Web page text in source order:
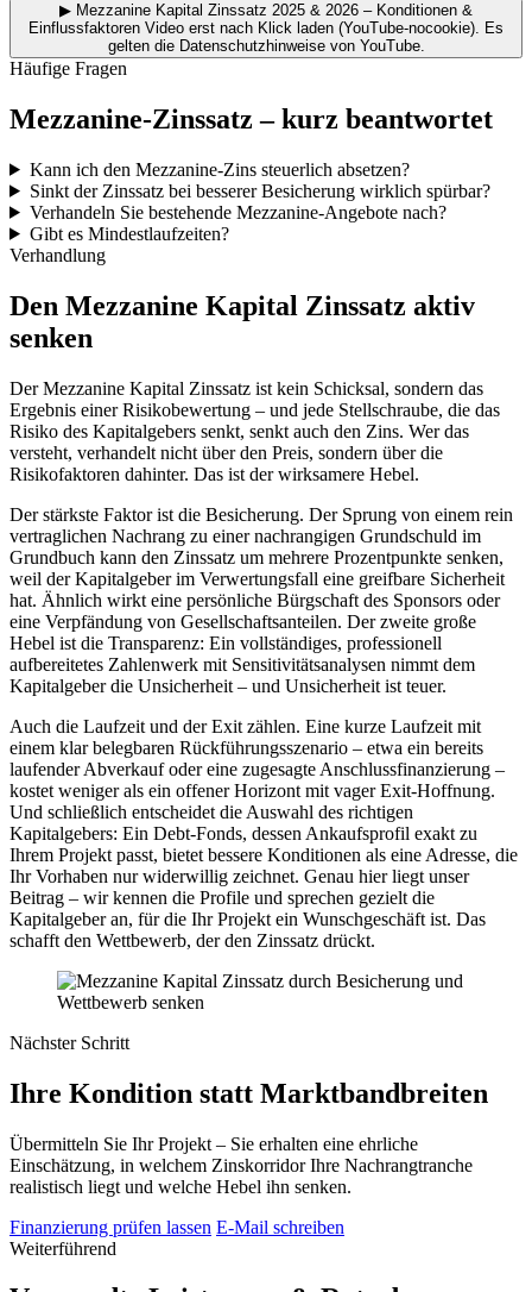
▶ Mezzanine Kapital Zinssatz 2025 & 2026 – Konditionen &
Einflussfaktoren Video erst nach Klick laden (YouTube-nocookie). Es
gelten die Datenschutzhinweise von YouTube.
Häufige Fragen
Mezzanine-Zinssatz – kurz beantwortet
Kann ich den Mezzanine-Zins steuerlich absetzen?
Sinkt der Zinssatz bei besserer Besicherung wirklich spürbar?
Verhandeln Sie bestehende Mezzanine-Angebote nach?
Gibt es Mindestlaufzeiten?
Verhandlung
Den Mezzanine Kapital Zinssatz aktiv
senken
Der Mezzanine Kapital Zinssatz ist kein Schicksal, sondern das
Ergebnis einer Risikobewertung – und jede Stellschraube, die das
Risiko des Kapitalgebers senkt, senkt auch den Zins. Wer das
versteht, verhandelt nicht über den Preis, sondern über die
Risikofaktoren dahinter. Das ist der wirksamere Hebel.
Der stärkste Faktor ist die Besicherung. Der Sprung von einem rein
vertraglichen Nachrang zu einer nachrangigen Grundschuld im
Grundbuch kann den Zinssatz um mehrere Prozentpunkte senken,
weil der Kapitalgeber im Verwertungsfall eine greifbare Sicherheit
hat. Ähnlich wirkt eine persönliche Bürgschaft des Sponsors oder
eine Verpfändung von Gesellschaftsanteilen. Der zweite große
Hebel ist die Transparenz: Ein vollständiges, professionell
aufbereitetes Zahlenwerk mit Sensitivitätsanalysen nimmt dem
Kapitalgeber die Unsicherheit – und Unsicherheit ist teuer.
Auch die Laufzeit und der Exit zählen. Eine kurze Laufzeit mit
einem klar belegbaren Rückführungsszenario – etwa ein bereits
laufender Abverkauf oder eine zugesagte Anschlussfinanzierung –
kostet weniger als ein offener Horizont mit vager Exit-Hoffnung.
Und schließlich entscheidet die Auswahl des richtigen
Kapitalgebers: Ein Debt-Fonds, dessen Ankaufsprofil exakt zu
Ihrem Projekt passt, bietet bessere Konditionen als eine Adresse, die
Ihr Vorhaben nur widerwillig zeichnet. Genau hier liegt unser
Beitrag – wir kennen die Profile und sprechen gezielt die
Kapitalgeber an, für die Ihr Projekt ein Wunschgeschäft ist. Das
schafft den Wettbewerb, der den Zinssatz drückt.
Nächster Schritt
Ihre Kondition statt Marktbandbreiten
Übermitteln Sie Ihr Projekt – Sie erhalten eine ehrliche
Einschätzung, in welchem Zinskorridor Ihre Nachrangtranche
realistisch liegt und welche Hebel ihn senken.
Finanzierung prüfen lassen E-Mail schreiben
Weiterführend